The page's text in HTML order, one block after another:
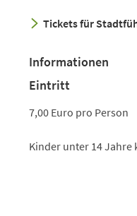
Tickets für
Informationen
Eintritt
7,00 Euro pro Person
Kinder unter 14 Jahre